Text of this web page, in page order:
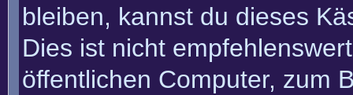
bleiben, kannst du dieses
Dies ist nicht
öffentlichen Computer, zum